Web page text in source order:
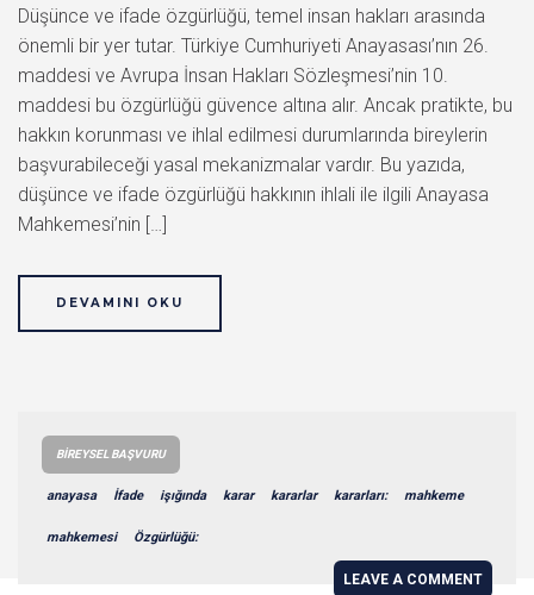
Düşünce ve ifade özgürlüğü, temel insan hakları arasında
önemli bir yer tutar. Türkiye Cumhuriyeti Anayasası’nın 26.
maddesi ve Avrupa İnsan Hakları Sözleşmesi’nin 10.
maddesi bu özgürlüğü güvence altına alır. Ancak pratikte, bu
hakkın korunması ve ihlal edilmesi durumlarında bireylerin
başvurabileceği yasal mekanizmalar vardır. Bu yazıda,
düşünce ve ifade özgürlüğü hakkının ihlali ile ilgili Anayasa
Mahkemesi’nin […]
DEVAMINI OKU
BIREYSEL BAŞVURU
anayasa İfade işığında karar kararlar kararları: mahkeme
mahkemesi Özgürlüğü:
LEAVE A COMMENT